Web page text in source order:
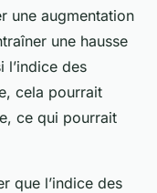
une augmentation
une hausse
l’indice des
cela pourrait
ce qui pourrait
que l’indice des